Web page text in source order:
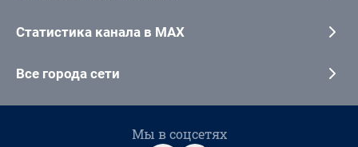
Статистика канала в MAX
Все города сети
Мы в соцсетях